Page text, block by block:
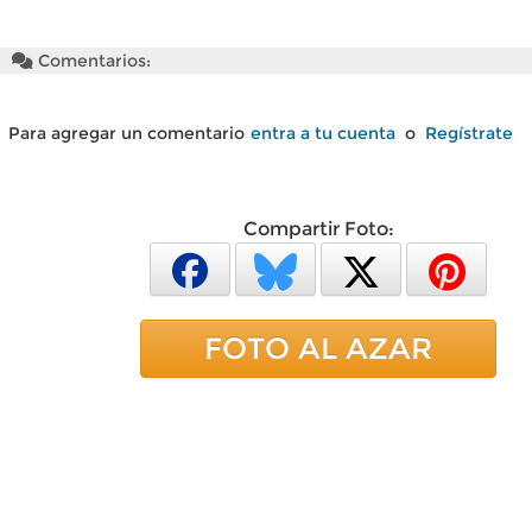
Comentarios:
Para agregar un comentario entra a tu cuenta o Regístrate
Compartir Foto:
FOTO AL AZAR